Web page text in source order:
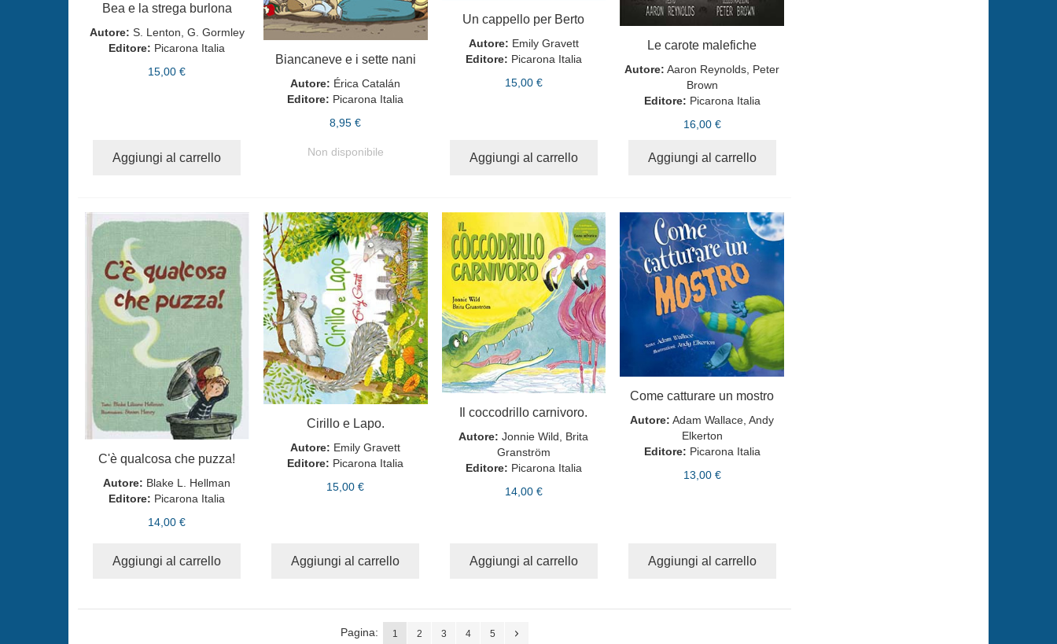
Bea e la strega burlona
Autore: S. Lenton, G. Gormley
Editore: Picarona Italia
15,00 €
Aggiungi al carrello
Biancaneve e i sette nani
Autore: Érica Catalán
Editore: Picarona Italia
8,95 €
Non disponibile
Un cappello per Berto
Autore: Emily Gravett
Editore: Picarona Italia
15,00 €
Aggiungi al carrello
Le carote malefiche
Autore: Aaron Reynolds, Peter
Brown
Editore: Picarona Italia
16,00 €
Aggiungi al carrello
C'è qualcosa che puzza!
Autore: Blake L. Hellman
Editore: Picarona Italia
14,00 €
Aggiungi al carrello
Cirillo e Lapo.
Autore: Emily Gravett
Editore: Picarona Italia
15,00 €
Aggiungi al carrello
Il coccodrillo carnivoro.
Autore: Jonnie Wild, Brita
Granström
Editore: Picarona Italia
14,00 €
Aggiungi al carrello
Come catturare un mostro
Autore: Adam Wallace, Andy
Elkerton
Editore: Picarona Italia
13,00 €
Aggiungi al carrello
Pagina: 1 2 3 4 5